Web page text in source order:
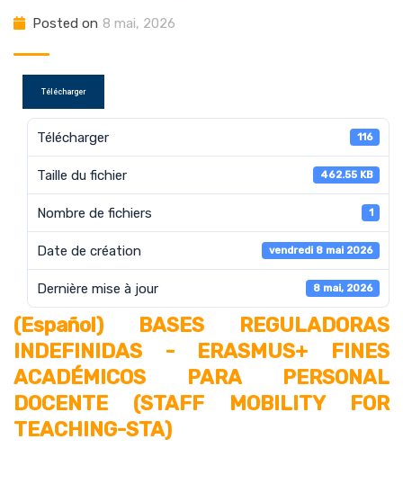
Posted on 8 mai, 2026
Télécharger
Télécharger 116
Taille du fichier 462.55 KB
Nombre de fichiers 1
Date de création vendredi 8 mai 2026
Dernière mise à jour 8 mai, 2026
(Español) BASES REGULADORAS
INDEFINIDAS - ERASMUS+ FINES
ACADÉMICOS PARA PERSONAL
DOCENTE (STAFF MOBILITY FOR
TEACHING-STA)